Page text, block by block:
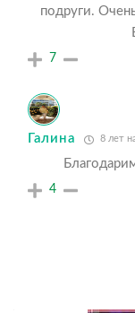
подруги.
7
Галина 8 лет
4